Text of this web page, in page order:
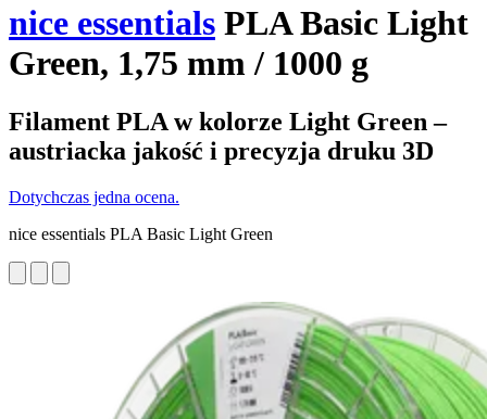
nice essentials PLA Basic Light
Green, 1,75 mm / 1000 g
Filament PLA w kolorze Light Green –
austriacka jakość i precyzja druku 3D
Dotychczas jedna ocena.
nice essentials PLA Basic Light Green